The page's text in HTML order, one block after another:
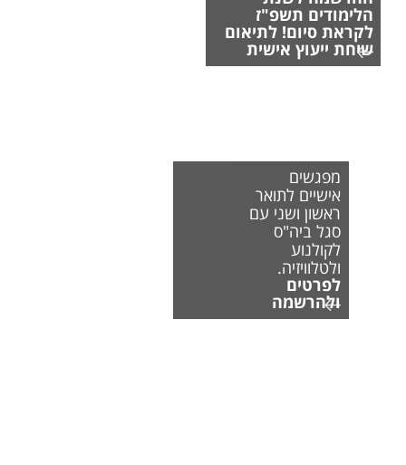
הלימודים תשפ"ז
לקראת סיום! לתיאום
שיחת ייעוץ אישית
מפגשים
אישיים לתואר
ראשון ושני עם
סגל ביה"ס
לקולנוע
ולטלוויזיה.
לפרטים
ולהרשמה